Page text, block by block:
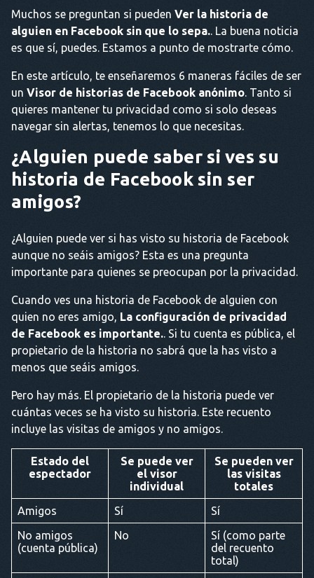
Muchos se preguntan si pueden Ver la historia de
alguien en Facebook sin que lo sepa.. La buena noticia
es que sí, puedes. Estamos a punto de mostrarte cómo.
En este artículo, te enseñaremos 6 maneras fáciles de ser
un Visor de historias de Facebook anónimo. Tanto si
quieres mantener tu privacidad como si solo deseas
navegar sin alertas, tenemos lo que necesitas.
¿Alguien puede saber si ves su
historia de Facebook sin ser
amigos?
¿Alguien puede ver si has visto su historia de Facebook
aunque no seáis amigos? Esta es una pregunta
importante para quienes se preocupan por la privacidad.
Cuando ves una historia de Facebook de alguien con
quien no eres amigo, La configuración de privacidad
de Facebook es importante.. Si tu cuenta es pública, el
propietario de la historia no sabrá que la has visto a
menos que seáis amigos.
Pero hay más. El propietario de la historia puede ver
cuántas veces se ha visto su historia. Este recuento
incluye las visitas de amigos y no amigos.
Estado del
espectador
Se puede ver
el visor
individual
Se pueden ver
las visitas
totales
Amigos
Sí
Sí
No amigos
(cuenta pública)
No
Sí (como parte
del recuento
total)